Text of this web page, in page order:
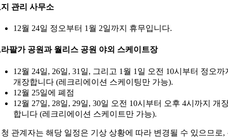
관리 사무소
12월 24일 정오부터 1월 2일까지 휴무입니다.
팔가 공원과 월리스 공원 야외 스케이트장
12월 24일, 26일, 31일, 그리고 1월 1일 오전 10시부터 정오까
개장합니다 (레크리에이션 스케이팅만 가능).
12월 25일에 폐점
12월 27일, 28일, 29일, 30일 오전 10시부터 오후 4시까지 개
합니다 (레크리에이션 스케이트만 가능).
관계자는 해당 일정은 기상 상황에 따라 변경될 수 있으므로,